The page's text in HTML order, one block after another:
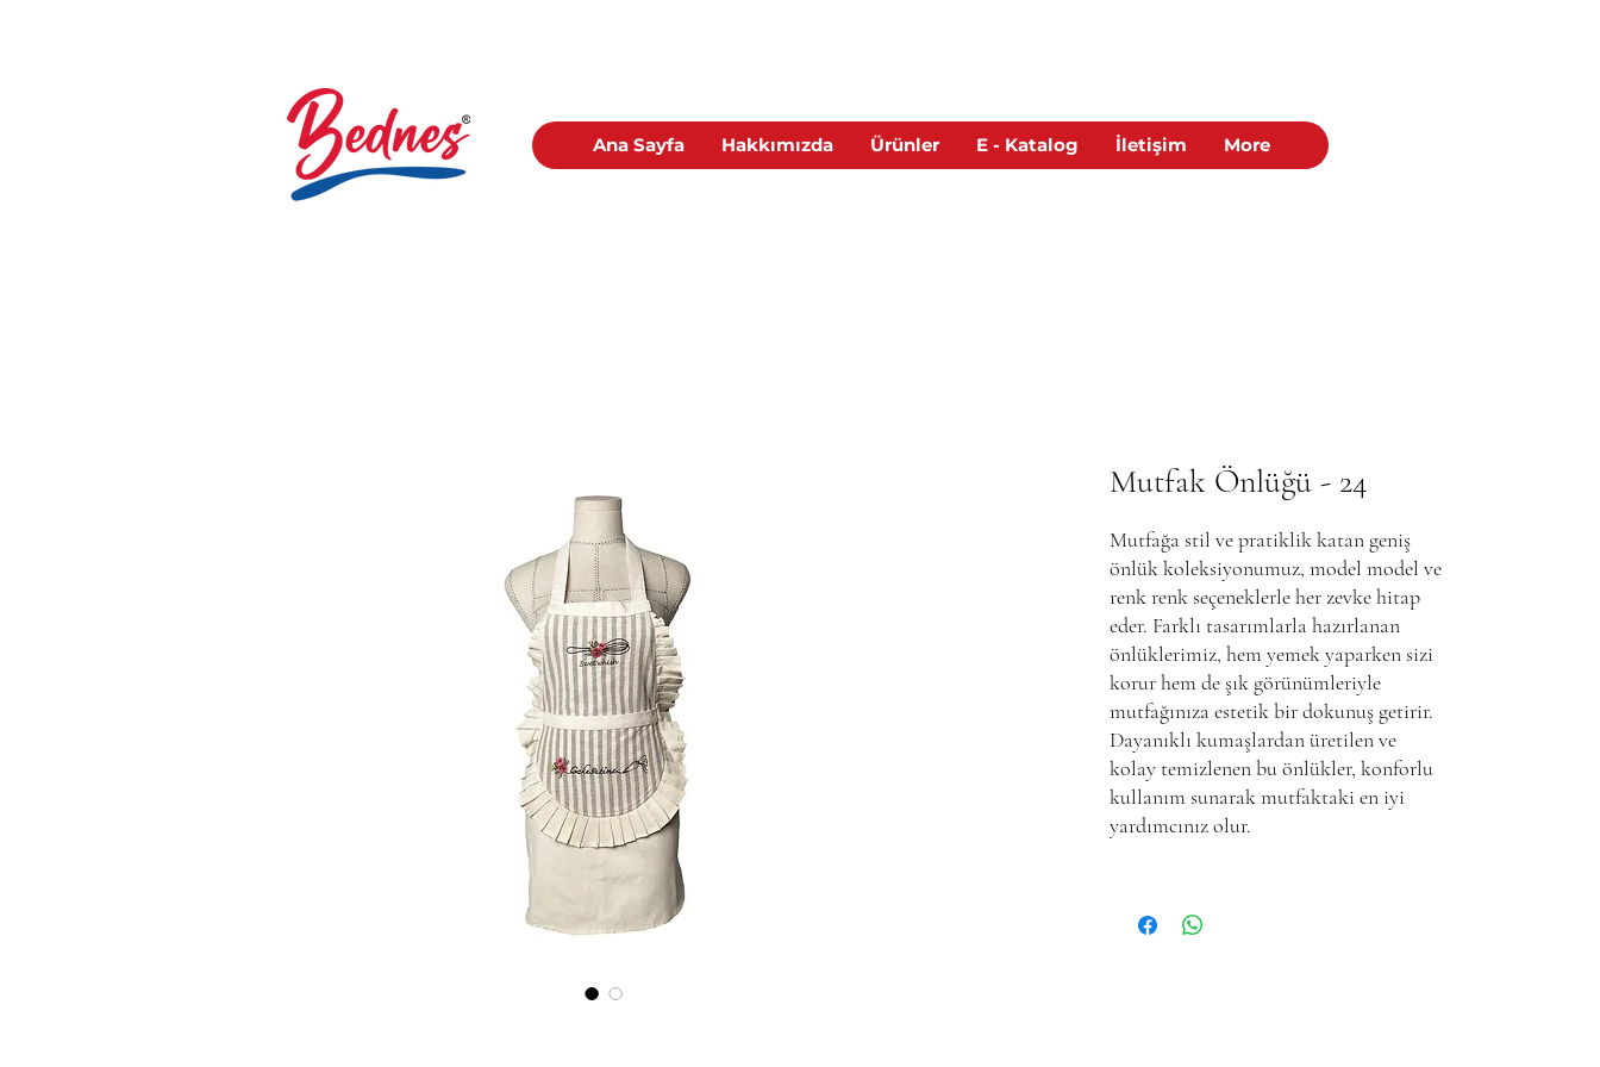
Ana Sayfa Hakkımızda Ürünler E - Katalog İletişim More
Mutfak Önlüğü - 24
Mutfağa stil ve pratiklik katan geniş
önlük koleksiyonumuz, model model ve
renk renk seçeneklerle her zevke hitap
eder. Farklı tasarımlarla hazırlanan
önlüklerimiz, hem yemek yaparken sizi
korur hem de şık görünümleriyle
mutfağınıza estetik bir dokunuş getirir.
Dayanıklı kumaşlardan üretilen ve
kolay temizlenen bu önlükler, konforlu
kullanım sunarak mutfaktaki en iyi
yardımcınız olur.